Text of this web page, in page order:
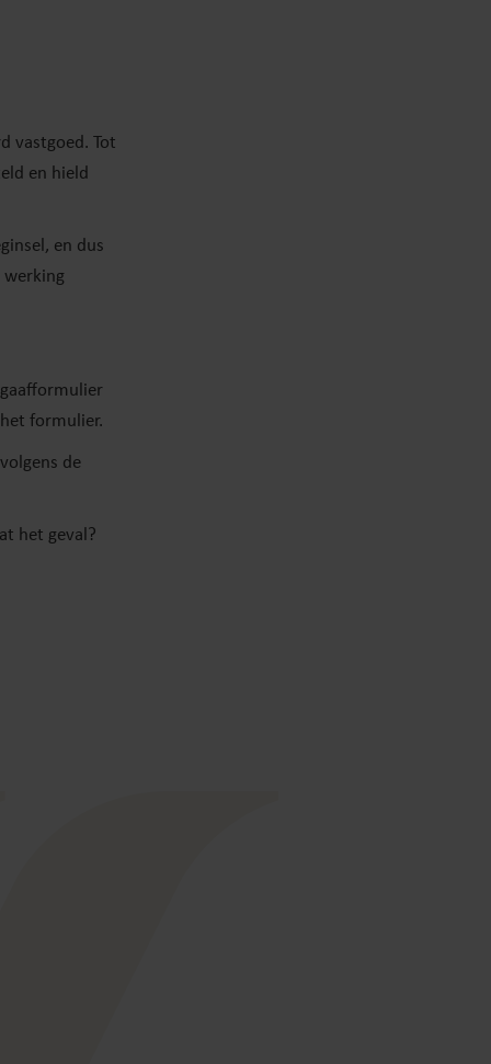
vastgoed. Tot
en hield
en dus
werking
formulier.
de
het geval?